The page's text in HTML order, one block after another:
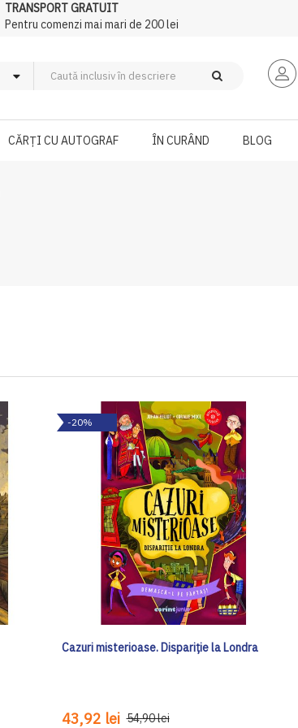
TRANSPORT GRATUIT
Pentru comenzi mai mari de 200 lei
CĂRȚI CU AUTOGRAF ÎN CURÂND BLOG
-20%
Cazuri misterioase. Dispariție la Londra
43,92 lei 54,90 lei